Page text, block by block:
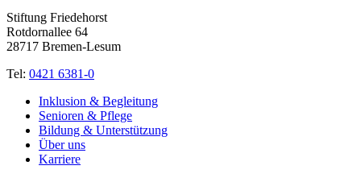
Stiftung Friedehorst
Rotdornallee 64
28717 Bremen-Lesum
Tel: 0421 6381-0
Inklusion & Begleitung
Senioren & Pflege
Bildung & Unterstützung
Über uns
Karriere